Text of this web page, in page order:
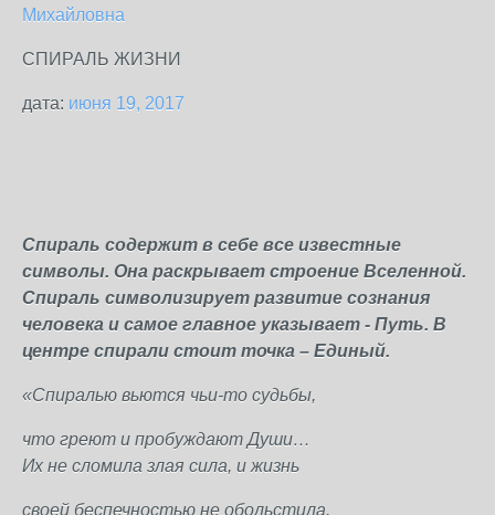
Михайловна
СПИРАЛЬ ЖИЗНИ
дата: июня 19, 2017
Спираль содержит в себе все известные
символы. Она раскрывает строение Вселенной.
Спираль символизирует развитие сознания
человека и самое главное указывает - Путь. В
центре спирали стоит точка – Единый.
«Спиралью вьются чьи-то судьбы,
что греют и пробуждают Души…
Их не сломила злая сила, и жизнь
своей беспечностью не обольстила.